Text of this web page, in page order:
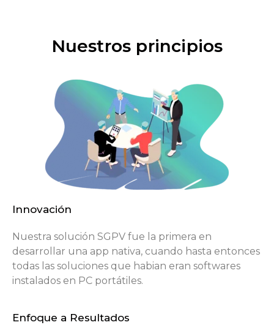
Nuestros principios
Innovación
Nuestra solución SGPV fue la primera en
desarrollar una app nativa, cuando hasta entonces
todas las soluciones que habian eran softwares
instalados en PC portátiles.
Enfoque a Resultados